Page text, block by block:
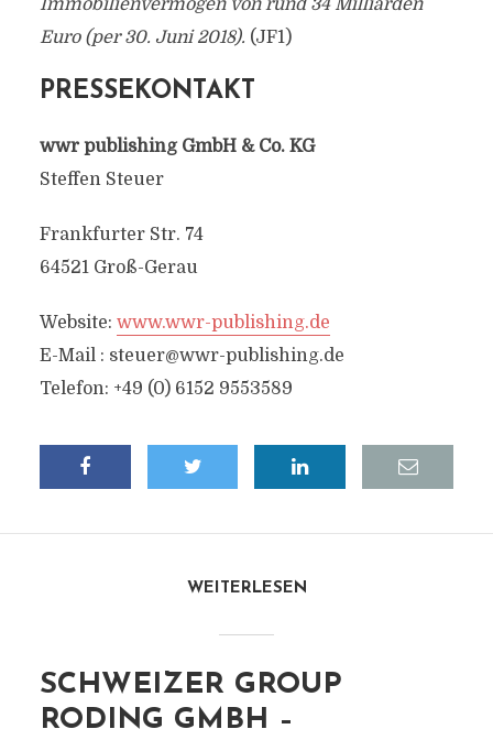
Immobilienvermögen von rund 34 Milliarden
Euro (per 30. Juni 2018). (JF1)
PRESSEKONTAKT
wwr publishing GmbH & Co. KG
Steffen Steuer
Frankfurter Str. 74
64521 Groß-Gerau
Website: www.wwr-publishing.de
E-Mail : steuer@wwr-publishing.de
Telefon: +49 (0) 6152 9553589
WEITERLESEN
SCHWEIZER GROUP
RODING GMBH –